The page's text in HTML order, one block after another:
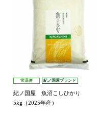
常温便 紀ノ国屋ブランド
紀ノ国屋 魚沼こしひかり
5kg（2025年産）